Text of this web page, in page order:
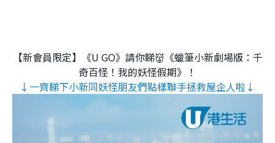
【新會員限定】《U GO》請你睇👹《蠟筆小新劇場版：千
奇百怪！我的妖怪假期》！
↓一齊睇下小新同妖怪朋友們點樣聯手拯救屋企人啦↓